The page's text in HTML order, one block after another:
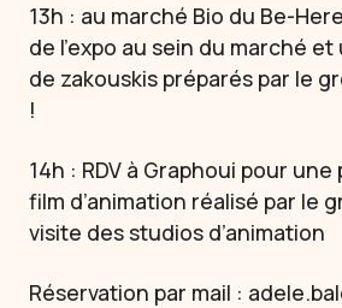
13h : au marché Bio du Be-
de l’expo au sein du marché
de zakouskis préparés par le
!
14h : RDV à Graphoui pour
film d’animation réalisé par le
visite des studios d’animation
Réservation par mail :